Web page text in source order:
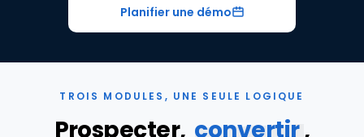
Planifier une démo
TROIS MODULES, UNE SEULE LOGIQUE
Prospecter, convertir,